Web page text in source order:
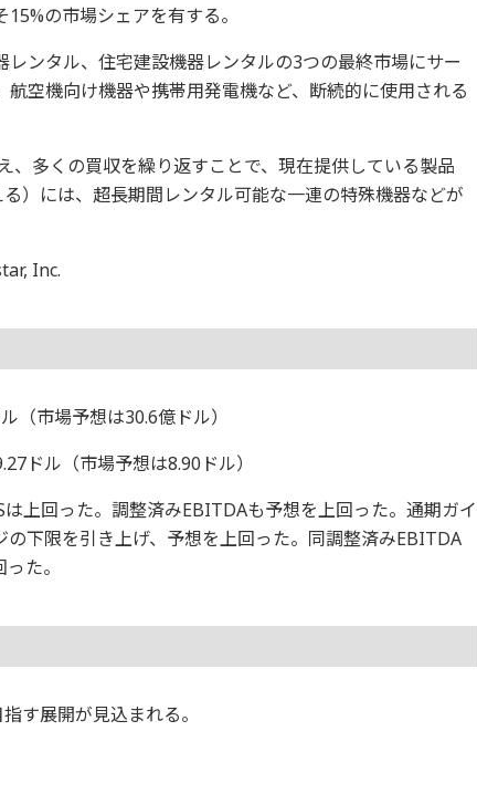
の市場シェアを有する。
ンタル、住宅建設機器レンタルの3つの最終市場にサー
空機向け機器や携帯用発電機など、断続的に使用される
、多くの買収を繰り返すことで、現在提供している製品
）には、超長期間レンタル可能な一連の特殊機器などが
Inc.
（市場予想は30.6億ドル）
ドル（市場予想は8.90ドル）
上回った。調整済みEBITDAも予想を上回った。通期ガイ
下限を引き上げ、予想を上回った。同調整済みEBITDA
た。
す展開が見込まれる。